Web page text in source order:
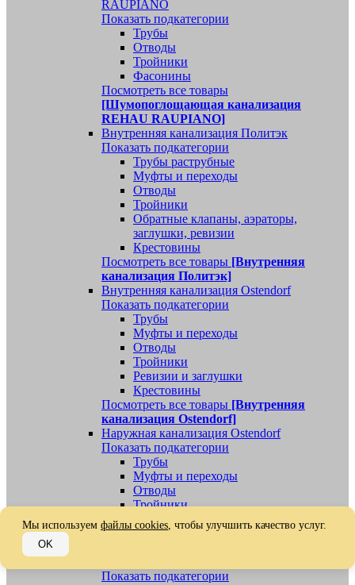
RAUPIANO
Показать подкатегории
Трубы
Отводы
Тройники
Фасонины
Посмотреть все товары
[Шумопоглощающая канализация
REHAU RAUPIANO]
Внутренняя канализация Политэк
Показать подкатегории
Трубы раструбные
Муфты и переходы
Отводы
Тройники
Обратные клапаны, аэраторы,
заглушки, ревизии
Крестовины
Посмотреть все товары [Внутренняя
канализация Политэк]
Внутренняя канализация Ostendorf
Показать подкатегории
Трубы
Муфты и переходы
Отводы
Тройники
Ревизии и заглушки
Крестовины
Посмотреть все товары [Внутренняя
канализация Ostendorf]
Наружная канализация Ostendorf
Показать подкатегории
Трубы
Муфты и переходы
Отводы
Тройники
Ревизии, заглушки, обратные клапаны
Посмотреть все товары[Наружная
Показать подкатегории
Мы используем файлы cookies, чтобы улучшить качество услуг.
OK